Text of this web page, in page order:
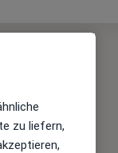
zu liefern,